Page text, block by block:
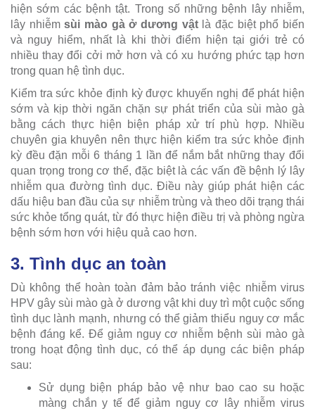
hiện sớm các bệnh tật. Trong số những bệnh lây nhiễm,
lây nhiễmsùi mào gà ở dương vậtlà đặc biệt phổ biến
và nguy hiểm, nhất là khi thời điểm hiện tại giới trẻ có
nhiều thay đổi cởi mở hơn và có xu hướng phức tạp hơn
trong quan hệ tình dục.
Kiểm tra sức khỏe định kỳ được khuyến nghị để phát hiện
sớm và kịp thời ngăn chặn sự phát triển của sùi mào gà
bằng cách thực hiện biện pháp xử trí phù hợp. Nhiều
chuyên gia khuyên nên thực hiện kiểm tra sức khỏe định
kỳ đều đặn mỗi 6 tháng 1 lần để nắm bắt những thay đổi
quan trọng trong cơ thể, đặc biệt là các vấn đề bệnh lý lây
nhiễm qua đường tình dục. Điều này giúp phát hiện các
dấu hiệu ban đầu của sự nhiễm trùng và theo dõi trạng thái
sức khỏe tổng quát, từ đó thực hiện điều trị và phòng ngừa
bệnh sớm hơn với hiệu quả cao hơn.
3. Tình dục an toàn
Dù không thể hoàn toàn đảm bảo tránh việc nhiễm virus
HPV gây sùi mào gà ở dương vật khi duy trì một cuộc sống
tình dục lành mạnh, nhưng có thể giảm thiểu nguy cơ mắc
bệnh đáng kể. Để giảm nguy cơ nhiễm bệnh sùi mào gà
trong hoạt động tình dục, có thể áp dụng các biện pháp
sau:
Sử dụng biện pháp bảo vệ như bao cao su hoặc
màng chắn y tế để giảm nguy cơ lây nhiễm virus